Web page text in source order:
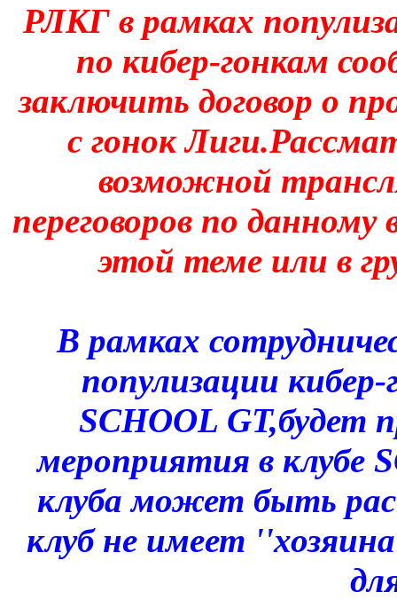
РЛКГ в рамках
по кибер-гонкам
заключить договор о
с гонок
возможной
переговоров по
этой теме или в
В рамках
популизации
SCHOOL GT,будет
мероприятия в клубе
клуба может быть
клуб не имеет